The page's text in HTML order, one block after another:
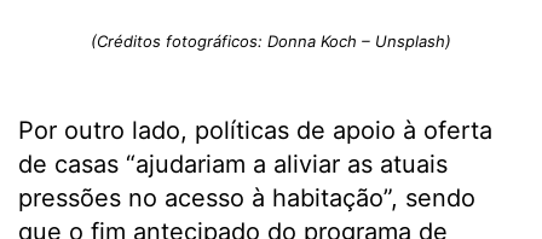
(Créditos fotográficos: Donna Koch – Unsplash)
Por outro lado, políticas de apoio à oferta
de casas “ajudariam a aliviar as atuais
pressões no acesso à habitação”, sendo
que o fim antecipado do programa de